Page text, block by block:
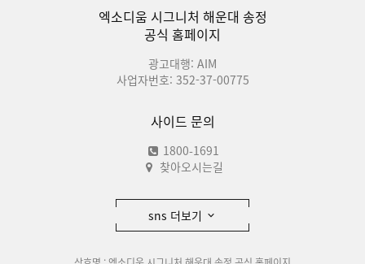
엑소디움 시그니처 해운대 송정
공식 홈페이지
광고대행: AIM
사업자번호: 352-37-00775
사이드 문의
1800-1691
찾아오시는길
sns 더보기